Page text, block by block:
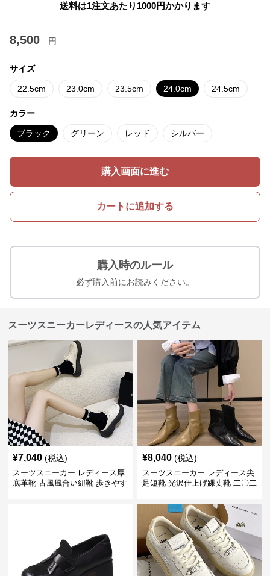
送料は1注文あたり 1000円かかります
8,500 円
サイズ
22.5cm 23.0cm 23.5cm 24.0cm 24.5cm
カラー
ブラック グリーン レッド シルバー
購入画面に進む
カートに追加する
購入時のルール
必ず購入前にお読みください。
スーツスニーカーレディースの人気アイテム
¥7,040 (税込)
スーツスニーカー レディース厚
底革靴 古風風合い紐靴 歩きやす
¥8,040 (税込)
スーツスニーカー レディース尖
足短靴 光沢仕上げ踝丈靴 二〇二